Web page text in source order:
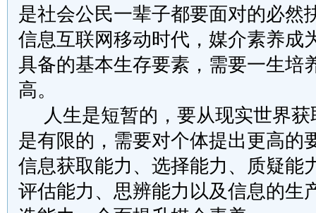
是社会公民一辈子都要面对的必然
信息互联网移动时代，媒介素养成
具备的基本生存要素，需要一生培
高。
人生是短暂的，要从现实世界
是有限的，需要对个体提出更高的
信息获取能力、选择能力、质疑能
评估能力、思辨能力以及信息的生